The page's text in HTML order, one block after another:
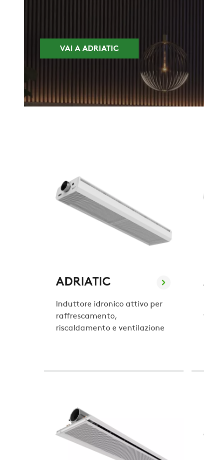
VAI A ADRIATIC
ADRIATIC
Induttore idronico attivo per
raffrescamento,
riscaldamento e ventilazione